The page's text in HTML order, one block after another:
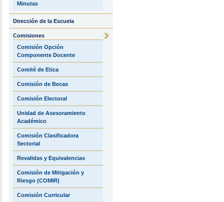
Minutas
Dirección de la Escuela
Comisiones
Comisión Opción
Componente Docente
Comité de Etica
Comisión de Becas
Comisión Electoral
Unidad de Asesoramiento
Académico
Comisión Clasificadora
Sectorial
Revalidas y Equivalencias
Comisión de Mitigación y
Riesgo (COMIR)
Comisión Curricular